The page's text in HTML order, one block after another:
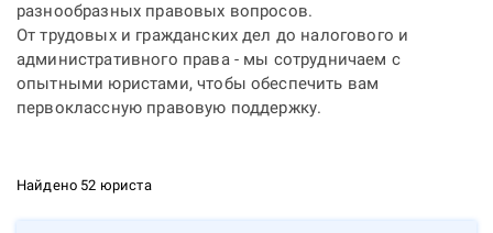
разнообразных правовых вопросов.
От трудовых и гражданских дел до налогового и
административного права - мы сотрудничаем с
опытными юристами, чтобы обеспечить вам
первоклассную правовую поддержку.
Найдено 52 юриста